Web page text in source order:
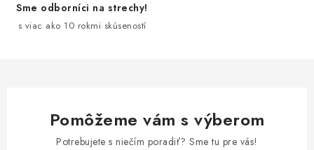
Sme odborníci na strechy!
s viac ako 10 rokmi skúseností
Pomôžeme vám s výberom
Potrebujete s niečím poradiť? Sme tu pre vás!